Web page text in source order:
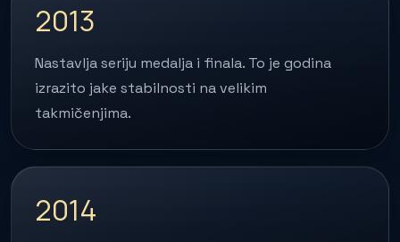
2013
Nastavlja seriju medalja i finala. To je godina
izrazito jake stabilnosti na velikim
takmičenjima.
2014